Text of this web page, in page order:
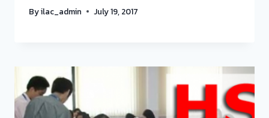
Byilac_admin July 19, 2017